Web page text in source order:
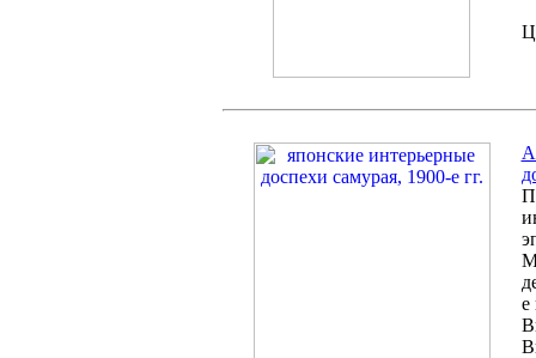
е